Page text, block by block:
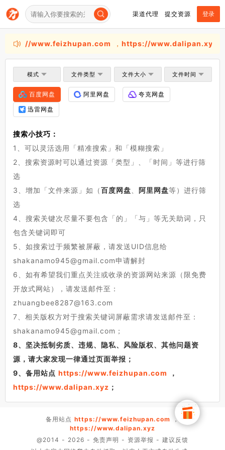
渠道代理 提交资源 登录
https://www.feizhupan.com， https://www.dalipan.xyz
模式 文件类型 文件大小 文件时间
百度网盘 阿里网盘
夸克网盘
迅雷网盘
搜索小技巧：
1、可以灵活选用「精准搜索」和「模糊搜索」
2、搜索资源时可以通过资源「类型」、「时间」等进行筛
选
3、增加「文件来源」如（百度网盘 阿里网盘等）进行筛
选
4、搜索关键次尽量不要包含「的」「与」等无关助词，只
包含关键词即可
5、如搜索过于频繁被屏蔽，请发送UID信息给
shakanamo945@gmail.com申请解封
6、如有希望我们重点关注或收录的资源网站来源（限免费
开放式网站），请发送邮件至：
zhuangbee8287@163.com
7、相关版权方对于搜索关键词屏蔽需求请发送邮件至：
shakanamo945@gmail.com；
8、坚决抵制劣质、违规、隐私、风险版权、其他问题资
源，请大家发现一律通过页面举报；
9、备用站点 https://www.feizhupan.com
，
https://www.dalipan.xyz ；
备用站点 https://www.feizhupan.com ，
https://www.dalipan.xyz
@2014 - 2026 - 免责声明 - 资源举报 - 建议反馈